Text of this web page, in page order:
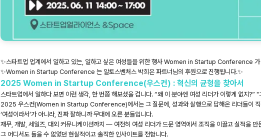
✨스타트업 업계에서 일하고 있는, 일하고 싶은 여성들을 위한 행사 Women in Startup Conference ​가
✨Women in Startup Conference​ 는 알토스벤처스 박희은 파트너님의 후원으로 진행됩니다.✨
2025 Women in Startup Conference(우스컨) : 혁신의 균형을 찾아서
스타트업에서 일하다 보면 이런 생각, 한 번쯤 해보셨을 겁니다. “왜 이 분야엔 여성 리더가 이렇게 없지?”
2025 우스컨(Women in Startup Conference)에서는 그 질문에, 성과와 실행으로 답해온 리더들이 직
‘여성이라서’가 아니라, 진짜 잘하니까 무대에 오른 분들입니다.
재무, 개발, 세일즈, 대외 커뮤니케이션까지 — 여전히 여성 리더가 드문 영역에서 조직을 이끌고 실적을 만
그 어디서도 들을 수 없었던 현실적이고 솔직한 인사이트를 전합니다.